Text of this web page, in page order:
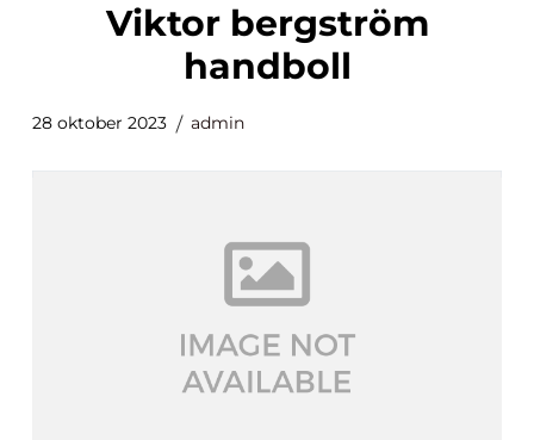
viktor bergström
handboll
28 oktober 2023 admin